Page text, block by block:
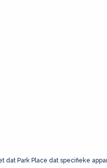
dat Park Place dat specifieke